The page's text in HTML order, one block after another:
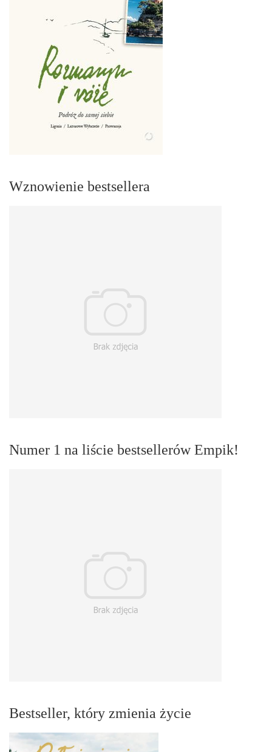
Wznowienie bestsellera
Numer 1 na liście bestsellerów Empik!
Bestseller, który zmienia życie